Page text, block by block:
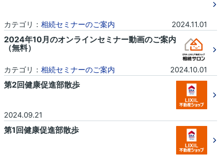
カテゴリ： 相続セミナーのご案内 2024.11.01
2024年10月のオンラインセミナー動画のご案内
（無料）
カテゴリ： 相続セミナーのご案内 2024.10.01
第2回健康促進部散歩
2024.09.21
第1回健康促進部散歩